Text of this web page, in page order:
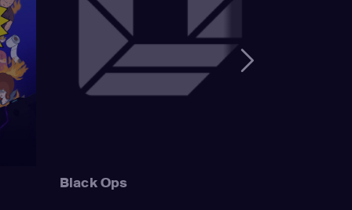
Mel /
Quimby)
Simpson / Patty
/ Ralph
/ Comic
Black Ops